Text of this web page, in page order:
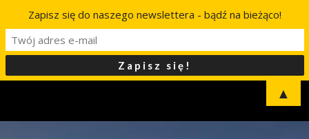
Zapisz się do naszego newslettera - bądź na bieżąco!
▲